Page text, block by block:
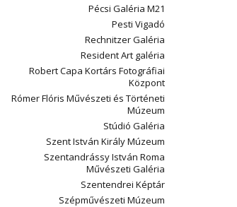
Pécsi Galéria M21
Pesti Vigadó
Rechnitzer Galéria
Resident Art galéria
Robert Capa Kortárs Fotográfiai
Központ
Rómer Flóris Művészeti és Történeti
Múzeum
Stúdió Galéria
Szent István Király Múzeum
Szentandrássy István Roma
Művészeti Galéria
Szentendrei Képtár
Szépművészeti Múzeum